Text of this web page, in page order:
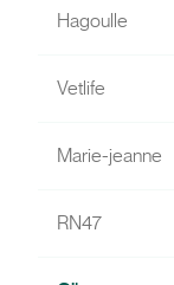
Hagoulle
Vetlife
Marie-jeanne
RN47